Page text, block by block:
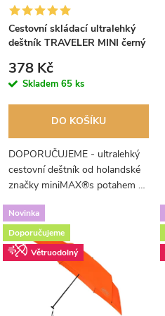
p
r
o
u
k
t
ů
s
p
r
o
d
u
k
t
ů
Cestovní skládací ultralehký
deštník TRAVELER MINI černý
378 Kč
Skladem 65 ks
DO KOŠÍKU
DOPORUČUJEME - ultralehký
cestovní deštník od holandské
značky miniMAX®s potahem z
Novinka
Doporučujeme
Větruodolný